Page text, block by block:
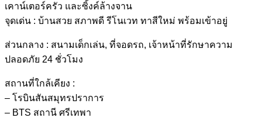
เคาน์เตอร์ครัว และซิ้งค์ล้างจาน
จุดเด่น : บ้านสวย สภาพดี รีโนเวท ทาสีใหม่ พร้อมเข้าอยู่
ส่วนกลาง : สนามเด็กเล่น, ที่จอดรถ, เจ้าหน้าที่รักษาความ
ปลอดภัย 24 ชั่วโมง
สถานที่ใกล้เคียง :
– โรบินสันสมุทรปราการ
– BTS สถานี ศรีเทพา